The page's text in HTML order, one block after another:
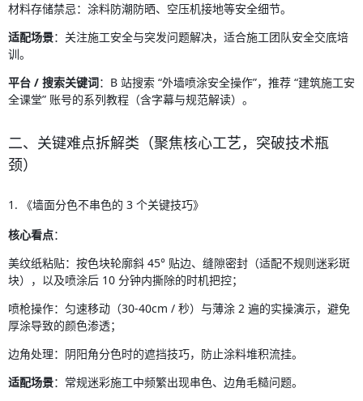
材料存储禁忌：涂料防潮防晒、空压机接地等安全细节。
适配场景：关注施工安全与突发问题解决，适合施工团队安全交底培
训。
平台 / 搜索关键词：B 站搜索 “外墙喷涂安全操作”，推荐 “建筑施工安
全课堂” 账号的系列教程（含字幕与规范解读）。
二、关键难点拆解类（聚焦核心工艺，突破技术瓶
颈）
1. 《墙面分色不串色的 3 个关键技巧》
核心看点：
美纹纸粘贴：按色块轮廓斜 45° 贴边、缝隙密封（适配不规则迷彩斑
块），以及喷涂后 10 分钟内撕除的时机把控；
喷枪操作：匀速移动（30-40cm / 秒）与薄涂 2 遍的实操演示，避免
厚涂导致的颜色渗透；
边角处理：阴阳角分色时的遮挡技巧，防止涂料堆积流挂。
适配场景：常规迷彩施工中频繁出现串色、边角毛糙问题。